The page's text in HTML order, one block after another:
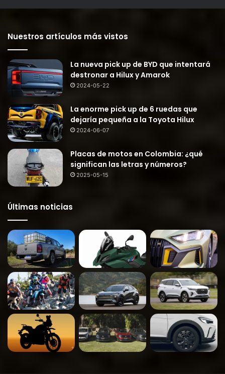
Nuestros artículos más vistos
La nueva pick up de BYD que intentará
destronar a Hilux y Amarok
2024-05-22
La enorme pick up de 6 ruedas que
dejaría pequeña a la Toyota Hilux
2024-06-07
Placas de motos en Colombia: ¿qué
significan las letras y números?
2025-05-15
Últimas noticias